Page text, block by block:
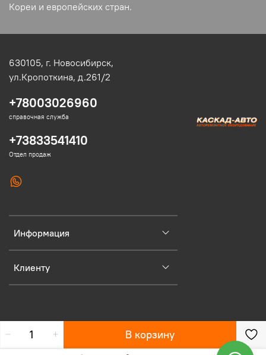
В корзину
Кореи и европейских стран.
Информация
Клиенту
630105, г. Новосибирск,
ул.Кропоткина, д.261/2
+78003026960
справочная служба
+73833541410
Отдел продаж